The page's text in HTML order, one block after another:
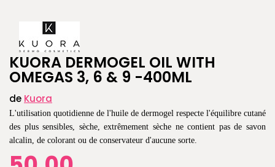
KUORA DERMOGEL OIL WITH
OMEGAS 3, 6 & 9 -400ML
de Kuora
L'utilisation quotidienne de l'huile de dermogel respecte l'équilibre cutané
des plus sensibles, sèche, extrêmement sèche ne contient pas de savon
alcalin, de colorant ou de conservateur d'aucune sorte.